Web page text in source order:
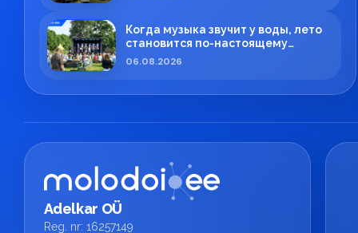
Когда музыка звучит у воды, лето
становится по-настоящему
особенным.
06.08.2026
Adelkar OÜ
Reg. nr: 16257149